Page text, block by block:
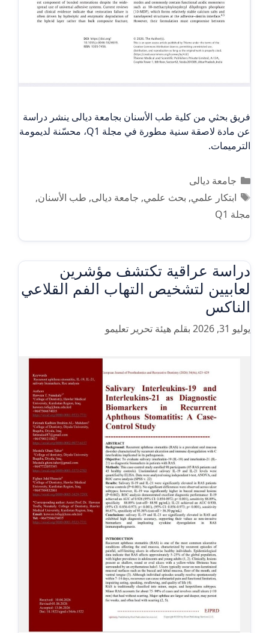
فريق بحثي من كلية طب الأسنان بجامعة ديالى ينشر دراسة
عن مادة لاصقة سنية مطورة في مجلة Q1، محسّنة لديمومة
الترميمات.
التصنيفات
جامعة ديالى
الوسوم
ابتكار علمي, بحث علمي, جامعة ديالى, طب الأسنان,
مجلة Q1
دراسة عراقية تكتشف مؤشرين
لعابيين لتشخيص التهاب الفم القلاعي
الناكس
يوليو 31, 2026 بقلم هيئة تحرير تعليمو